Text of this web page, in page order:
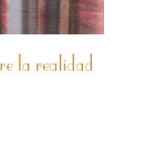
la realidad